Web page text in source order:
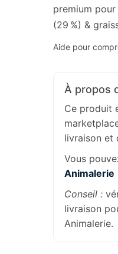
premium
(29 %) &
Aide pour
À propos
Ce produit
livraison et
Vous
Animalerie
Conseil :
livraison
Animalerie.